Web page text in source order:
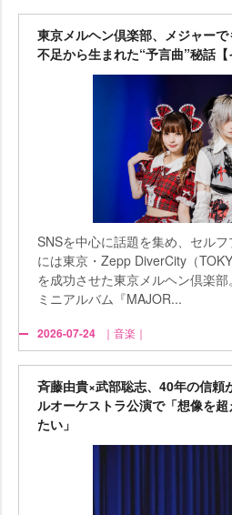
東京メルヘン倶楽部、メジャー
不足から生まれた“予言曲”秘話【
SNSを中心に話題を集め、セル
には東京・Zepp DiverCity（
を成功させた東京メルヘン倶楽
ミニアルバム『MAJOR...
2026-07-24 ｜音楽｜
斉藤由貴×武部聡志、40年の信
ルオーケストラ公演で「想像を
たい」